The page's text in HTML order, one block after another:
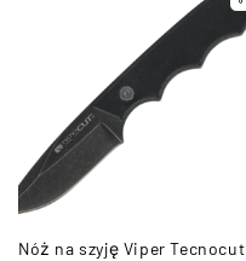
Nóż na szyję Viper Tecnocut